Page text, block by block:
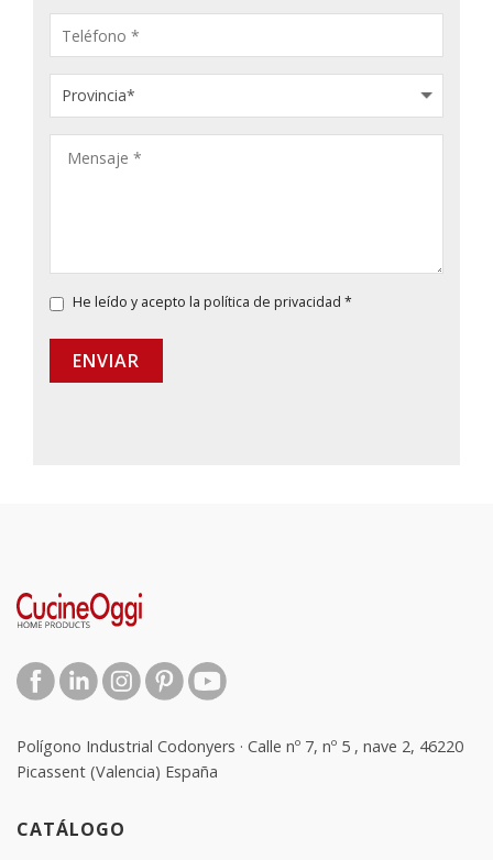
He leído y acepto la política de privacidad *
ENVIAR
Polígono Industrial Codonyers · Calle nº 7, nº 5 , nave 2, 46220
Picassent (Valencia) España
CATÁLOGO